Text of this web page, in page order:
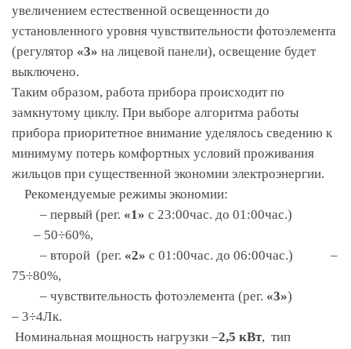
увеличением естественной освещенности до
установленного уровня чувствительности фотоэлемента
(регулятор «3» на лицевой панели), освещение будет
выключено.
Таким образом, работа прибора происходит по
замкнутому циклу. При выборе алгоритма работы
прибора приоритетное внимание уделялось сведению к
минимуму потерь комфортных условий проживания
жильцов при существенной экономии электроэнергии.
Рекомендуемые режимы экономии:
– первый (рег. «1» с 23:00час. до 01:00час.)
– 50÷60%,
– второй (рег. «2» с 01:00час. до 06:00час.) –
75÷80%,
– чувствительность фотоэлемента (рег. «3»)
– 3÷4Лк.
Номинальная мощность нагрузки –2,5 кВт, тип